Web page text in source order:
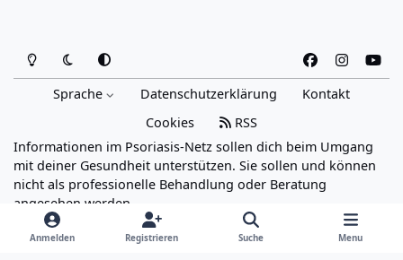
Heller ModusDunkler Modus
Systemeinstellung
a
b
o
o
n
s
a
g
o
u
b
Sprache Datenschutzerklärung
Kontakt
Cookies
RSS
Informationen im Psoriasis-Netz sollen dich beim Umgang
mit deiner Gesundheit unterstützen. Sie sollen und können
nicht als professionelle Behandlung oder Beratung
angesehen werden.
Powered by
Invision Community
Anmelden Registrieren Suche Menu